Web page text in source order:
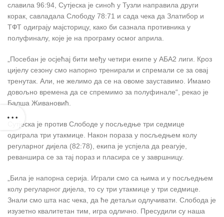
славила 96:94, Сутјеска је синоћ у Тузли направила други
корак, савладала Слободу 78:71 и сада чека да Златибор и
ТФТ одиграју мајсторицу, како би сазнала противника у
полуфиналу, које је на програму осмог априла.
„Посебан је осјећај бити међу четири екипе у АБА2 лиги. Кроз
цијелу сезону смо напорно тренирали и спремали се за овај
тренутак. Али, не желимо да се на овоме зауставимо. Имамо
довољно времена да се спремимо за полуфинале“, рекао је
Балша Живановић.
Сутјеска је против Слободе у посљедње три седмице
одиграла три утакмице. Након пораза у посљедњем колу
регуларног дијела (82:78), екипа је успјела да реагује,
реваншира се за тај пораз и пласира се у завршницу.
„Била је напорна серија. Играли смо са њима и у посљедњем
колу регуларног дијела, то су три утакмице у три седмице.
Знали смо шта нас чека, да ће детаљи одлучивати. Слобода је
изузетно квалитетан тим, игра одлично. Пресудили су наша